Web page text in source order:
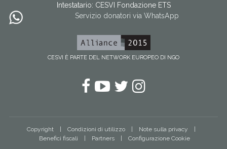
Intestatario: CESVI Fondazione ETS
Servizio donatori via WhatsApp
CESVI È PARTE DEL NETWORK EUROPEO DI NGO
Facebook
YouTube
Twitter
Instagram
Copyright Condizioni di utilizzo
Note sulla privacy
Benefici fiscali
Partners Configurazione Cookie